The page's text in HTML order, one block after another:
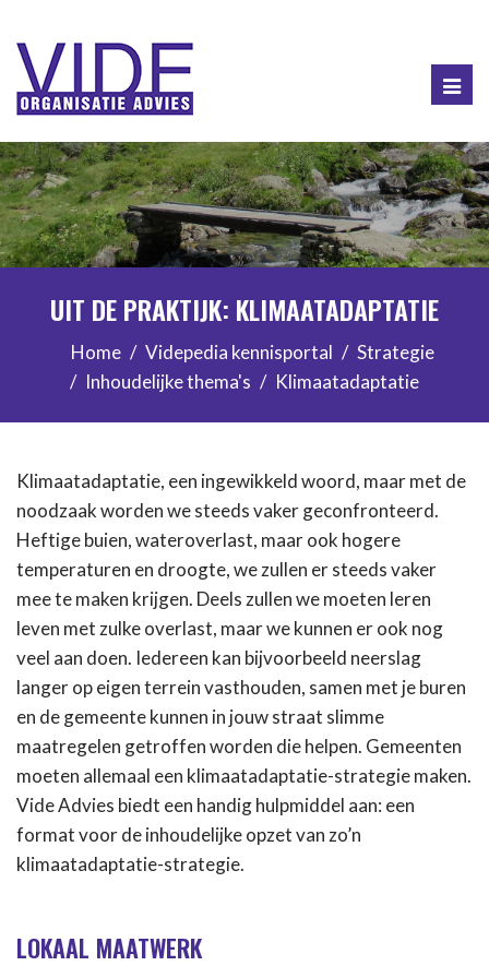
UIT DE PRAKTIJK: KLIMAATADAPTATIE
Home Videpedia kennisportal
Strategie
Inhoudelijke thema's
Klimaatadaptatie
Klimaatadaptatie, een ingewikkeld woord, maar met de
noodzaak worden we steeds vaker geconfronteerd.
Heftige buien, wateroverlast, maar ook hogere
temperaturen en droogte, we zullen er steeds vaker
mee te maken krijgen. Deels zullen we moeten leren
leven met zulke overlast, maar we kunnen er ook nog
veel aan doen. Iedereen kan bijvoorbeeld neerslag
langer op eigen terrein vasthouden, samen met je buren
en de gemeente kunnen in jouw straat slimme
maatregelen getroffen worden die helpen. Gemeenten
moeten allemaal een klimaatadaptatie-strategie maken.
Vide Advies biedt een handig hulpmiddel aan: een
format voor de inhoudelijke opzet van zo’n
klimaatadaptatie-strategie.
LOKAAL MAATWERK